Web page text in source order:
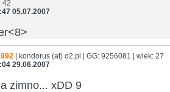
42
05.07.2007
| kondorus (at) o2.pl | GG: 9256081 | wiek: 27
29.06.2007
zimno... xDD 9